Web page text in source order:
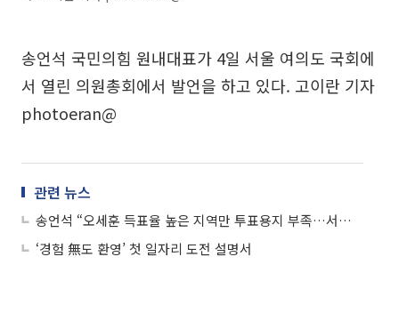
송언석 국민의힘 원내대표가 4일 서울 여의도 국회에
서 열린 의원총회에서 발언을 하고 있다. 고이란 기자
photoeran@
관련 뉴스
송언석 “오세훈 득표율 높은 지역만 투표용지 부족…서울 개표 중단해야”
‘경험 無도 환영’ 첫 일자리 도전 설명서